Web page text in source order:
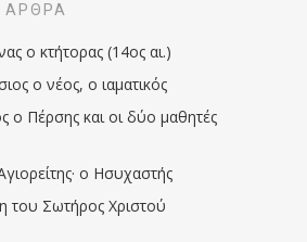
ΆΡΘΡΑ
ο κτήτορας (14ος αι.)
ο νέος, ο ιαματικός
ο Πέρσης και οι δύο μαθητές
· ο Ησυχαστής
Σωτήρος Χριστού